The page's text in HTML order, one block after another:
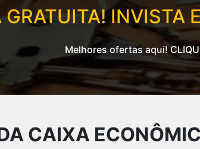
GRATUITA! INVISTA
Melhores ofertas aqui!
CAIXA